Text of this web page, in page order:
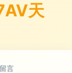
天
言